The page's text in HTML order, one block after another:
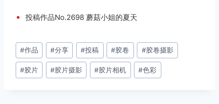
• 投稿作品No.2698 蘑菇小姐的夏天
文
章
标
#作品 #分享 #投稿 #胶卷 #胶卷摄影
#胶片 #胶片摄影 #胶片相机 #色彩